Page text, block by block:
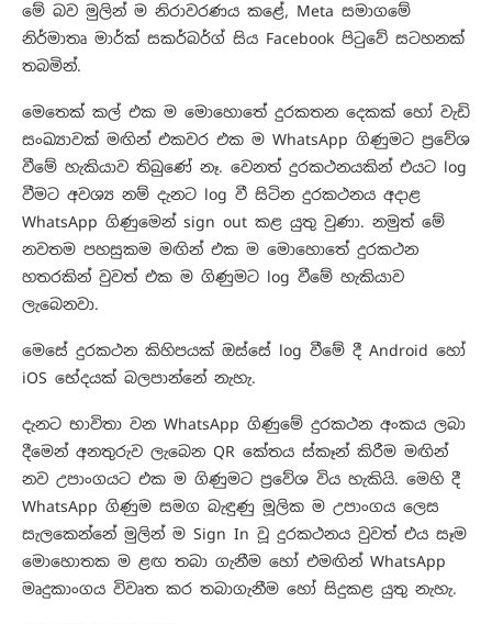
මේ බව මුලින් ම නිරාවරණය කළේ, Meta සමාගමේ
නිර්මාතෘ මාර්ක් සකර්බර්ග් සිය ⁣Facebook පිටුවේ සටහනක්
තබමින්.
මෙතෙක් කල් එක ම මොහොතේ දුරකතන දෙකක් හෝ වැඩි
සංඛ්‍යාවක් මඟින් එකවර එක ම WhatsApp ගිණුමට ප්‍රවේශ
වීමේ හැකියාව තිබුණේ නෑ. වෙනත් දුරකථනයකින් එයට log
වීමට අවශ්‍ය නම් දැනට log වී සිටින දුරකථනය අදාළ
WhatsApp ගිණුමෙන් sign out කළ යුතු වුණා. නමුත් මේ
නවතම පහසුකම මඟින් එක ම මොහොතේ දුරකථන
හතරකින් වුවත් එක ම ගිණුමට log වීමේ හැකියාව
ලැබෙනවා.
මෙසේ දුරකථන කිහිපයක් ඔස්සේ log වීමේ දී Android හෝ
iOS භේදයක් බලපාන්නේ නැහැ.
දැනට භාවිතා වන WhatsApp ගිණුමේ දුරකථන අංකය ලබා
දීමෙන් අනතුරුව ලැබෙන QR කේතය ස්කෑන් කිරීම මඟින්
නව උපාංගයට එක ම ගිණුමට ප්‍රවේශ විය හැකියි. මෙහි දී
WhatsApp ගිණුම සමග බැඳුණු මූලික ම උපාංගය ලෙස
සැලකෙන්නේ මුලින් ම Sign In වූ දුරකථනය වුවත් එය සෑම
මොහොතක ම ළඟ තබා ගැනීම හෝ එමඟින් WhatsApp
මෘදුකාංගය විවෘත කර තබාගැනීම හෝ සිදුකළ යුතු නැහැ.